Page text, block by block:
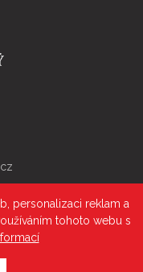
personalizaci reklam a
tohoto webu s